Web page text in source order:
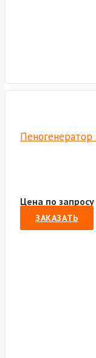
Пеногенератор
Цена по запросу
ЗАКАЗАТЬ